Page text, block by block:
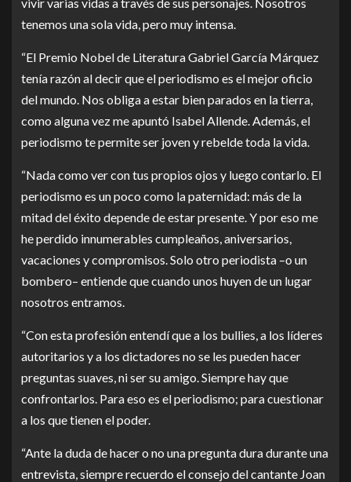
tenemos una sola vida, pero muy intensa.
“El Premio Nobel de Literatura Gabriel García Márquez
tenía razón al decir que el periodismo es el mejor oficio
del mundo. Nos obliga a estar bien parados en la tierra,
como alguna vez me apuntó Isabel Allende. Además, el
periodismo te permite ser joven y rebelde toda la vida.
“Nada como ver con tus propios ojos y luego contarlo. El
periodismo es un poco como la paternidad: más de la
mitad del éxito depende de estar presente. Y por eso me
he perdido innumerables cumpleaños, aniversarios,
vacaciones y compromisos. Solo otro periodista –o un
bombero– entiende que cuando unos huyen de un lugar
nosotros entramos.
“Con esta profesión entendí que a los bullies, a los líderes
autoritarios y a los dictadores no se les pueden hacer
preguntas suaves, ni ser su amigo. Siempre hay que
confrontarlos. Para eso es el periodismo; para cuestionar
a los que tienen el poder.
“Ante la duda de hacer o no una pregunta dura durante una
entrevista, siempre recuerdo el consejo del cantante Joan